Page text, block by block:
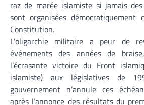
raz de marée islamiste si jamais
sont organisées
Constitution.
L’oligarchie militaire a peur de
événements des années de
l’écrasante victoire du Front
islamiste) aux législatives de
gouvernement n’annule ces
après l’annonce des résultats du